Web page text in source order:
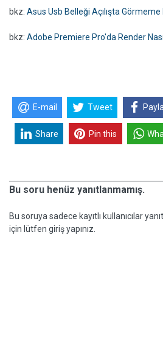
bkz: Asus Usb Belleği Açılışta
bkz: Adobe Premiere Pro'da Render
E-mail Tweet
Share Pin this
Bu soru henüz yanıtlanmamış.
Bu soruya sadece kayıtlı kullanıcılar
için lütfen giriş yapınız.